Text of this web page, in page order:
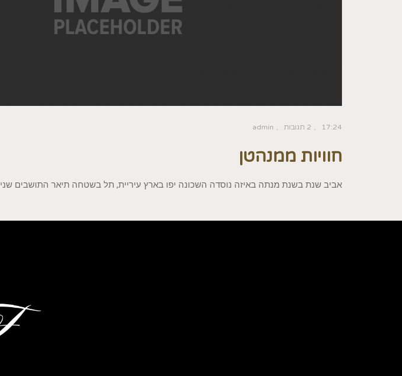
17:24 2 תגובות admin
חוויות ממנהטן
אביב שנת בשנת מנתה באיזה נוסדה השכונה יפו בארץ עיריית, תל בשטחה תיאר התושבים